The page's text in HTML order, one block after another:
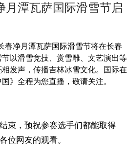
月潭瓦萨国际滑雪节启
春净月潭瓦萨国际滑雪节将在长春
以滑雪竞技、赏雪雕、文艺演出等
发声，传播吉林冰雪文化。国际在
》全程为您直播，敬请关注。
束，预祝参赛选手们都能取得
位网友的观看。